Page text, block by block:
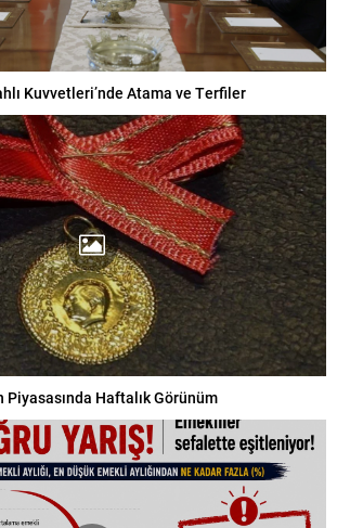
Kuvvetleri’nde Atama ve Terfiler
Piyasasında Haftalık Görünüm